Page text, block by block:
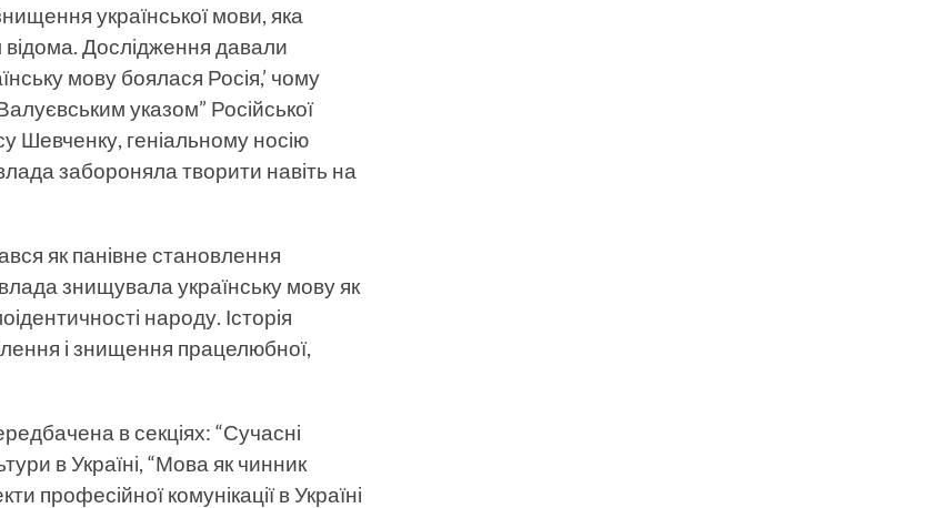
української мови, яка
відома. Дослідження давали
мову боялася Росія,’ чому
указом” Ро­сійської
Шевченку, геніальному носію
забороняла творити навіть на
як панівне становлення
знищувала українську мову як
народу. Історія
і знищення працелюбної,
в секціях: “Сучасні
в Україні, “Мова як чинник
професійної комунікації в Україні